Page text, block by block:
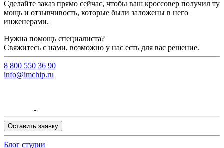
Сделайте заказ прямо сейчас, чтобы ваш кроссовер получил ту
мощь и отзывчивость, которые были заложены в него
инженерами.
Нужна помощь специалиста?
Свяжитесь с нами, возможно у нас есть для вас решение.
8 800 550 36 90
info@imchip.ru
Оставить заявку
Блог студии